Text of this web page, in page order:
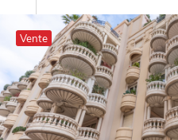
Vente